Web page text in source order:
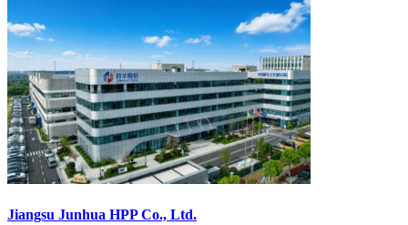
Jiangsu Junhua HPP Co., Ltd.